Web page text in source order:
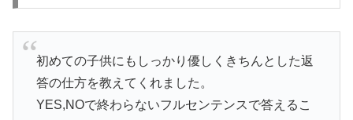
初めての子供にもしっかり優しくきちんとした返
答の仕方を教えてくれました。
YES,NOで終わらないフルセンテンスで答えるこ